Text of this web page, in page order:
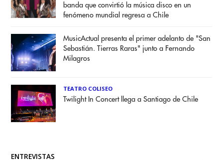
banda que convirtió la música disco en un
fenómeno mundial regresa a Chile
MusicActual presenta el primer adelanto de "San
Sebastián. Tierras Raras" junto a Fernando
Milagros
TEATRO COLISEO
Twilight In Concert llega a Santiago de Chile
ENTREVISTAS